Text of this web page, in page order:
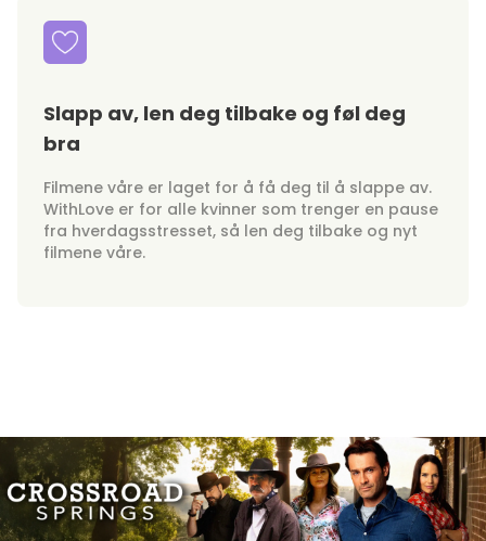
Slapp av, len deg tilbake og føl deg
bra
Filmene våre er laget for å få deg til å slappe av.
WithLove er for alle kvinner som trenger en pause
fra hverdagsstresset, så len deg tilbake og nyt
filmene våre.